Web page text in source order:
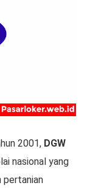
2001, DGW
nasional yang
pertanian